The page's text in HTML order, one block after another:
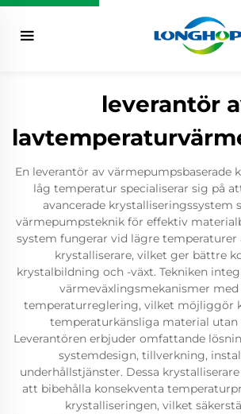
leverantör
En leverantör av värmepumpsbaserade
låg temperatur specialiserar sig på
avancerade krystalliseringssystem
värmepumpsteknik för effektiv
system fungerar vid lägre temperaturer
krystalliserare, vilket ger bättre
krystalbildning och -växt. Tekniken
värmeväxlingsmekanismer
temperaturreglering, vilket möjliggör
temperaturkänsliga material
Leverantören erbjuder omfattande
systemdesign, tillverkning,
underhållstjänster. Dessa
att bibehålla konsekventa
krystalliseringen, vilket